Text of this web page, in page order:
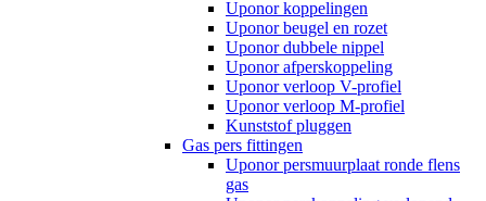
Uponor koppelingen
Uponor beugel en rozet
Uponor dubbele nippel
Uponor afperskoppeling
Uponor verloop V-profiel
Uponor verloop M-profiel
Kunststof pluggen
Gas pers fittingen
Uponor persmuurplaat ronde flens
gas